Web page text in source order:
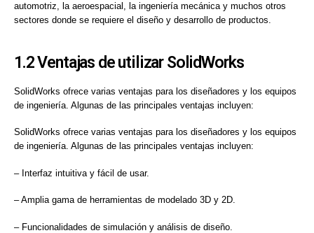
automotriz, la aeroespacial, la ingeniería mecánica y muchos otros
sectores donde se requiere el diseño y desarrollo de productos.
1.2 Ventajas de utilizar SolidWorks
SolidWorks ofrece varias ventajas para los diseñadores y los equipos
de ingeniería. Algunas de las principales ventajas incluyen:
SolidWorks ofrece varias ventajas para los diseñadores y los equipos
de ingeniería. Algunas de las principales ventajas incluyen:
– Interfaz intuitiva y fácil de usar.
– Amplia gama de herramientas de modelado 3D y 2D.
– Funcionalidades de simulación y análisis de diseño.